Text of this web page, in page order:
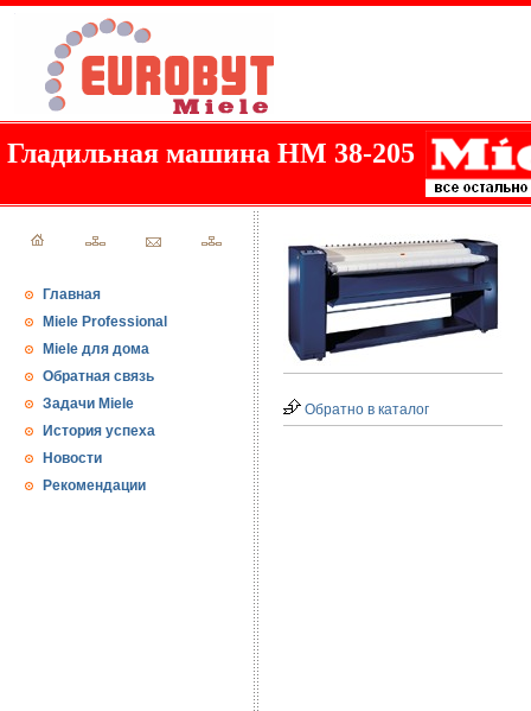
Гладильная машина HM 38-205
Главная
Miele Professional
Miele для дома
Обратная связь
Задачи Miele
История успеха
Новости
Рекомендации
Обратно в каталог